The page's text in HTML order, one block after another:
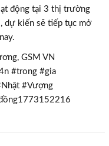
×
động tại 3 thị trường
dự kiến sẽ tiếp tục mở
GSM VN
#trong #gia
#Vượng